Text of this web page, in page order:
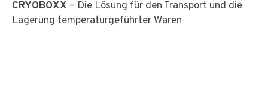
CRYOBOXX – Die Lösung für den Transport und die
Lagerung temperaturgeführter Waren